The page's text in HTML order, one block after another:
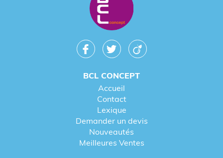
BCL CONCEPT
Accueil
Contact
Lexique
Demander un devis
Nouveautés
Meilleures Ventes